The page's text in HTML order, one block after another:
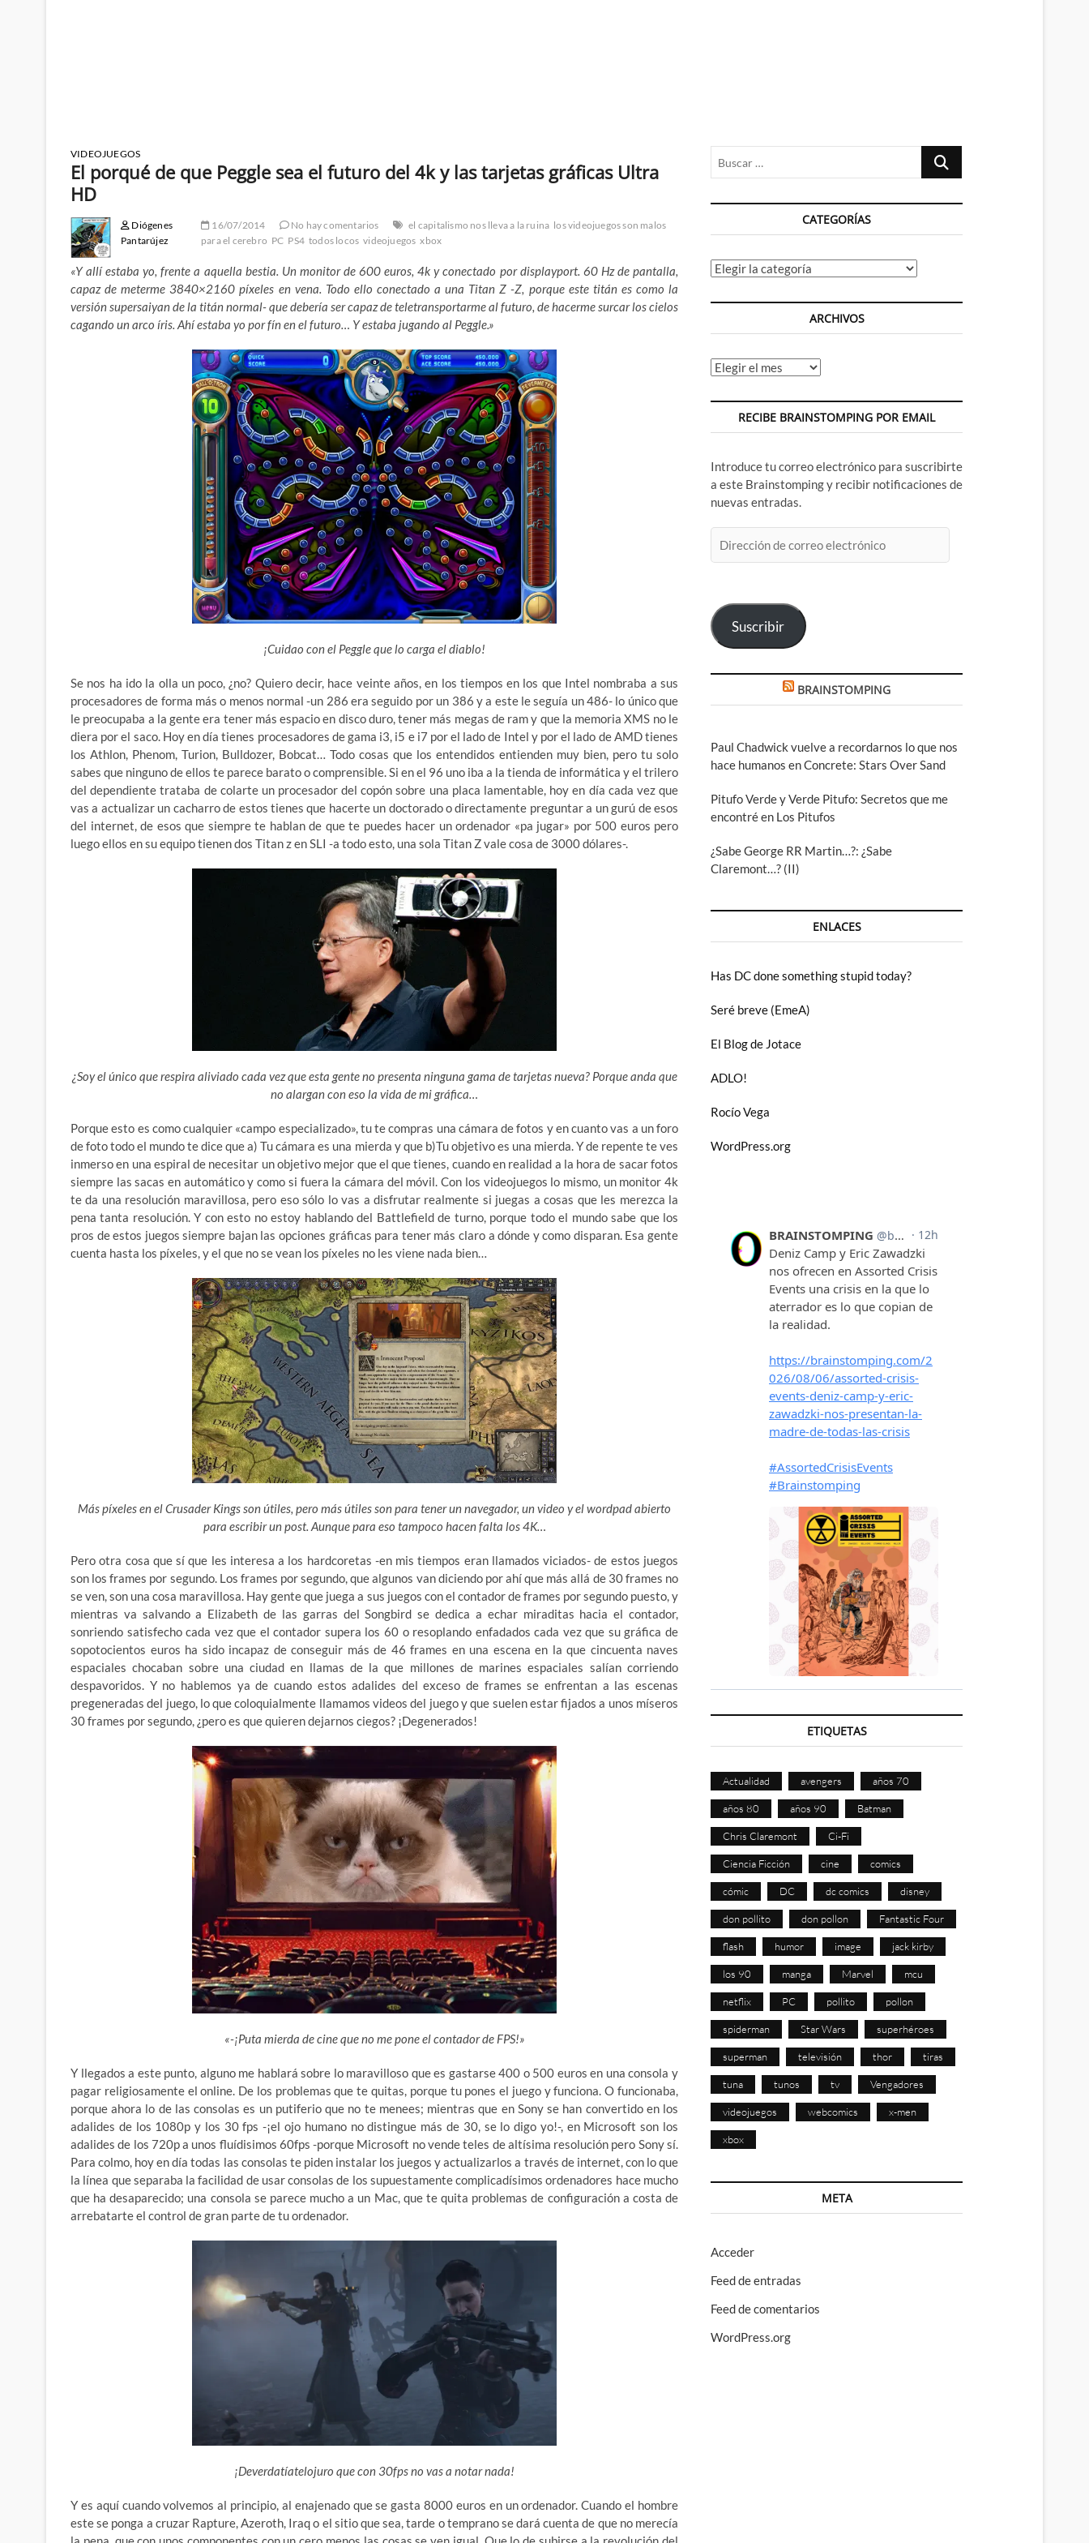
VIDEOJUEGOS
El porqué de que Peggle sea el futuro del 4k y las tarjetas gráficas Ultra
HD
Diógenes
Pantarújez
16/07/2014 No hay comentarios el capitalismo nos lleva a la ruina los videojuegos son malos
para el cerebro PC PS4 todos locos videojuegos xbox
«Y allí estaba yo, frente a aquella bestia. Un monitor de 600 euros, 4k y conectado por displayport. 60 Hz de pantalla,
capaz de meterme 3840×2160 píxeles en vena. Todo ello conectado a una Titan Z -Z, porque este titán es como la
versión supersaiyan de la titán normal- que debería ser capaz de teletransportarme al futuro, de hacerme surcar los cielos
cagando un arco íris. Ahí estaba yo por fín en el futuro… Y estaba jugando al Peggle.»
¡Cuidao con el Peggle que lo carga el diablo!
Se nos ha ido la olla un poco, ¿no? Quiero decir, hace veinte años, en los tiempos en los que Intel nombraba a sus
procesadores de forma más o menos normal -un 286 era seguido por un 386 y a este le seguía un 486- lo único que
le preocupaba a la gente era tener más espacio en disco duro, tener más megas de ram y que la memoria XMS no le
diera por el saco. Hoy en día tienes procesadores de gama i3, i5 e i7 por el lado de Intel y por el lado de AMD tienes
los Athlon, Phenom, Turion, Bulldozer, Bobcat… Todo cosas que los entendidos entienden muy bien, pero tu solo
sabes que ninguno de ellos te parece barato o comprensible. Si en el 96 uno iba a la tienda de informática y el trilero
del dependiente trataba de colarte un procesador del copón sobre una placa lamentable, hoy en día cada vez que
vas a actualizar un cacharro de estos tienes que hacerte un doctorado o directamente preguntar a un gurú de esos
del internet, de esos que siempre te hablan de que te puedes hacer un ordenador «pa jugar» por 500 euros pero
luego ellos en su equipo tienen dos Titan z en SLI -a todo esto, una sola Titan Z vale cosa de 3000 dólares-.
¿Soy el único que respira aliviado cada vez que esta gente no presenta ninguna gama de tarjetas nueva? Porque anda que
no alargan con eso la vida de mi gráfica…
Porque esto es como cualquier «campo especializado», tu te compras una cámara de fotos y en cuanto vas a un foro
de foto todo el mundo te dice que a) Tu cámara es una mierda y que b)Tu objetivo es una mierda. Y de repente te ves
inmerso en una espiral de necesitar un objetivo mejor que el que tienes, cuando en realidad a la hora de sacar fotos
siempre las sacas en automático y como si fuera la cámara del móvil. Con los videojuegos lo mismo, un monitor 4k
te da una resolución maravillosa, pero eso sólo lo vas a disfrutar realmente si juegas a cosas que les merezca la
pena tanta resolución. Y con esto no estoy hablando del Battlefield de turno, porque todo el mundo sabe que los
pros de estos juegos siempre bajan las opciones gráficas para tener más claro a dónde y como disparan. Esa gente
cuenta hasta los píxeles, y el que no se vean los píxeles no les viene nada bien…
Más píxeles en el Crusader Kings son útiles, pero más útiles son para tener un navegador, un video y el wordpad abierto
para escribir un post. Aunque para eso tampoco hacen falta los 4K…
Pero otra cosa que sí que les interesa a los hardcoretas -en mis tiempos eran llamados viciados- de estos juegos
son los frames por segundo. Los frames por segundo, que algunos van diciendo por ahí que más allá de 30 frames no
se ven, son una cosa maravillosa. Hay gente que juega a sus juegos con el contador de frames por segundo puesto, y
mientras va salvando a Elizabeth de las garras del Songbird se dedica a echar miraditas hacia el contador,
sonriendo satisfecho cada vez que el contador supera los 60 o resoplando enfadados cada vez que su gráfica de
sopotocientos euros ha sido incapaz de conseguir más de 46 frames en una escena en la que cincuenta naves
espaciales chocaban sobre una ciudad en llamas de la que millones de marines espaciales salían corriendo
despavoridos. Y no hablemos ya de cuando estos adalides del exceso de frames se enfrentan a las escenas
pregeneradas del juego, lo que coloquialmente llamamos videos del juego y que suelen estar fijados a unos míseros
30 frames por segundo, ¿pero es que quieren dejarnos ciegos? ¡Degenerados!
«-¡Puta mierda de cine que no me pone el contador de FPS!»
Y llegados a este punto, alguno me hablará sobre lo maravilloso que es gastarse 400 o 500 euros en una consola y
pagar religiosamente el online. De los problemas que te quitas, porque tu pones el juego y funciona. O funcionaba,
porque ahora lo de las consolas es un putiferio que no te menees; mientras que en Sony se han convertido en los
adalides de los 1080p y los 30 fps -¡el ojo humano no distingue más de 30, se lo digo yo!-, en Microsoft son los
adalides de los 720p a unos fluídisimos 60fps -porque Microsoft no vende teles de altísima resolución pero Sony sí.
Para colmo, hoy en día todas las consolas te piden instalar los juegos y actualizarlos a través de internet, con lo que
la línea que separaba la facilidad de usar consolas de los supuestamente complicadísimos ordenadores hace mucho
que ha desaparecido; una consola se parece mucho a un Mac, que te quita problemas de configuración a costa de
arrebatarte el control de gran parte de tu ordenador.
¡Deverdatíatelojuro que con 30fps no vas a notar nada!
Y es aquí cuando volvemos al principio, al enajenado que se gasta 8000 euros en un ordenador. Cuando el hombre
este se ponga a cruzar Rapture, Azeroth, Iraq o el sitio que sea, tarde o temprano se dará cuenta de que no merecía
Buscar
CATEGORÍAS
Categorías
ARCHIVOS
Archivos
RECIBE BRAINSTOMPING POR EMAIL
Introduce tu correo electrónico para suscribirte
a este Brainstomping y recibir notificaciones de
nuevas entradas.
de
Suscribir
BRAINSTOMPING
Paul Chadwick vuelve a recordarnos lo que nos
hace humanos en Concrete: Stars Over Sand
Pitufo Verde y Verde Pitufo: Secretos que me
encontré en Los Pitufos
¿Sabe George RR Martin…?: ¿Sabe
Claremont…? (II)
ENLACES
Has DC done something stupid today?
Seré breve (EmeA)
El Blog de Jotace
ADLO!
Rocío Vega
WordPress.org
ETIQUETAS
Actualidad avengers años 70
años 80 años 90 Batman
Chris Claremont Ci-Fi
Ciencia Ficción cine comics
cómic DC dc comics disney
don pollito don pollon Fantastic Four
flash humor image jack kirby
los 90 manga Marvel mcu
netflix PC pollito pollon
spiderman Star Wars superhéroes
superman televisión thor tiras
tuna tunos tv Vengadores
videojuegos webcomics x-men
xbox
META
Acceder
Feed de entradas
Feed de comentarios
WordPress.org